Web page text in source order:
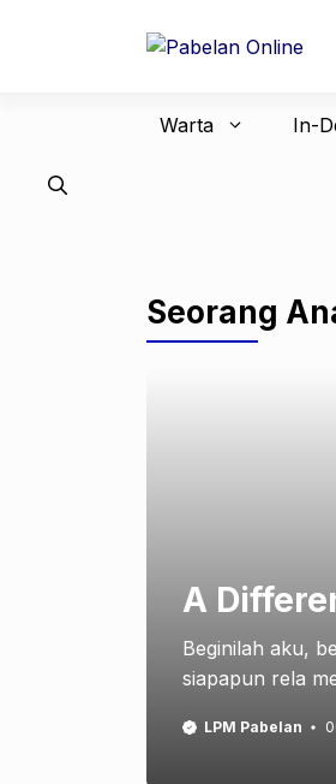
Warta In-
Seorang
A
Beginilah aku,
siapapun rela
LPM Pabelan